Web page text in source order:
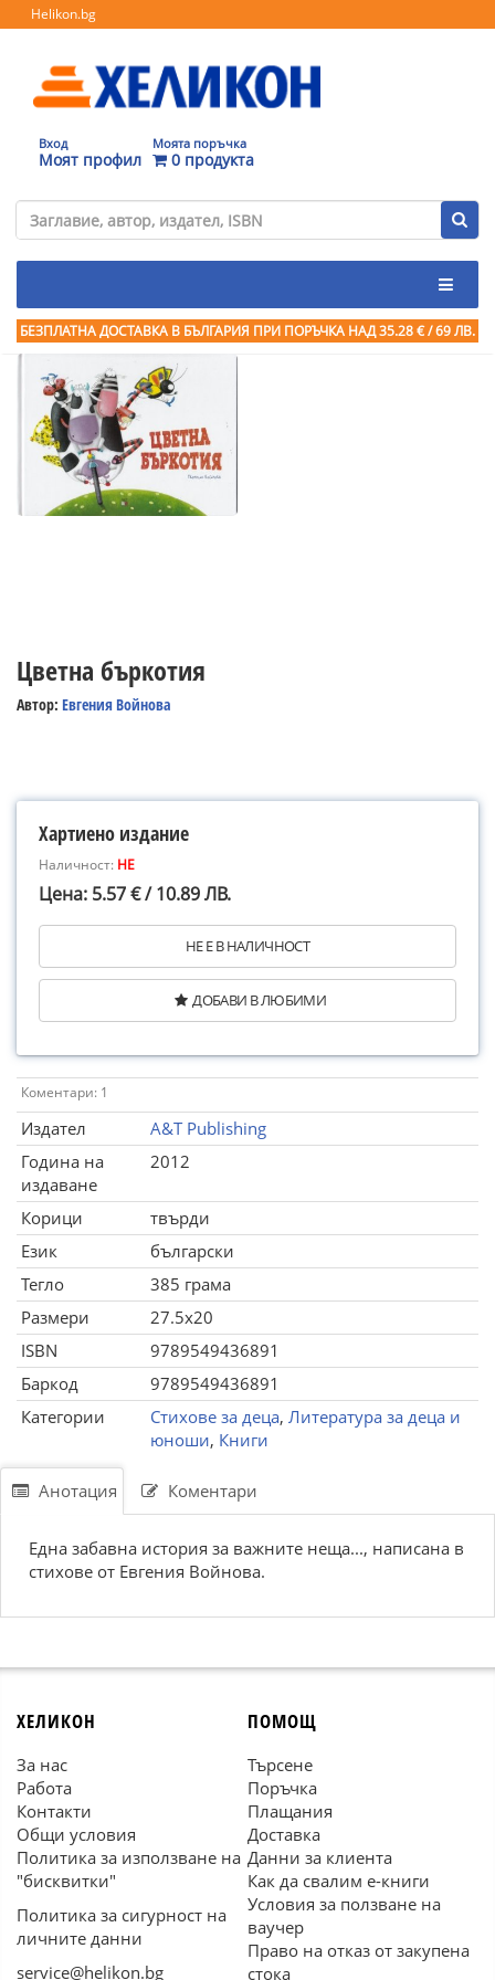
Helikon.bg
Вход
Моят профил
Моята поръчка
0 продукта
БЕЗПЛАТНА ДОСТАВКА В БЪЛГАРИЯ ПРИ ПОРЪЧКА НАД 35.28 € / 69 ЛВ.
Цветна бъркотия
Автор: Евгения Войнова
Хартиено издание
Наличност: НЕ
Цена: 5.57 € / 10.89 ЛВ.
НЕ Е В НАЛИЧНОСТ
ДОБАВИ В ЛЮБИМИ
Коментари: 1
Издател
A&T Publishing
Година на
издаване
2012
Корици
твърди
Език
български
Тегло
385 грама
Размери
27.5x20
ISBN
9789549436891
Баркод
9789549436891
Категории
Стихове за деца, Литература за деца и
юноши, Книги
Анотация Коментари
Една забавна история за важните неща..., написана в
стихове от Евгения Войнова.
ХЕЛИКОН
За нас
Работа
Контакти
Общи условия
Политика за използване на
"бисквитки"
Политика за сигурност на
личните данни
service@helikon.bg
ПОМОЩ
Търсене
Поръчка
Плащания
Доставка
Данни за клиента
Как да свалим е-книги
Условия за ползване на
ваучер
Право на отказ от закупена
стока